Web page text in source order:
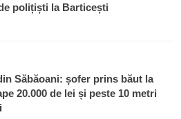
polițiști la Barticești
Săbăoani: șofer prins băut la
20.000 de lei și peste 10 metri